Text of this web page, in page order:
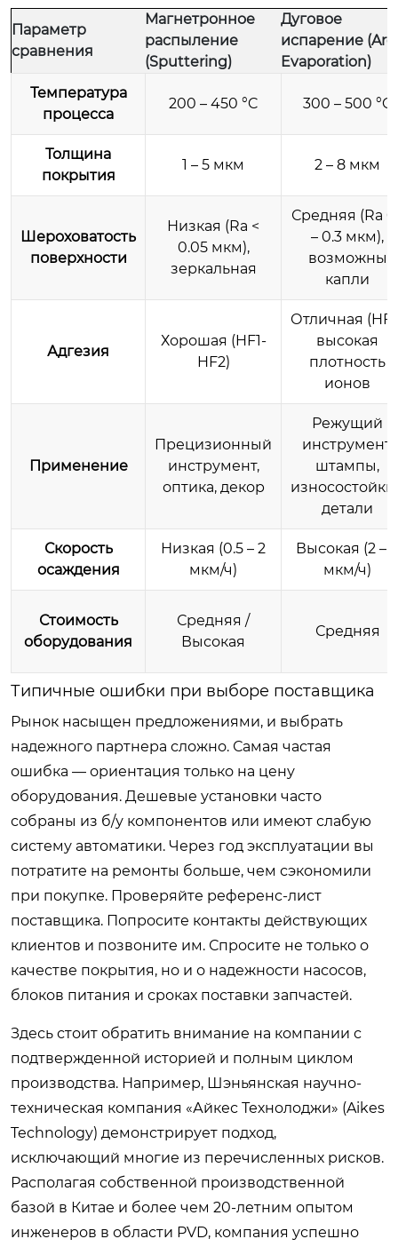
Параметр
сравнения
Магнетронное
распыление
(Sputtering)
Дуговое
испарение (Arc
Evaporation)
Температура
процесса
200 – 450 °C 300 – 500 °C
Толщина
покрытия
1 – 5 мкм 2 – 8 мкм
Шероховатость
поверхности
Низкая (Ra <
0.05 мкм),
зеркальная
Средняя (Ra
– 0.3 мкм),
возможны
капли
Адгезия
Хорошая (HF1-
HF2)
Отличная
высокая
плотность
ионов
Применение
Прецизионный
инструмент,
оптика, декор
Режущий
инструмент,
штампы,
детали
Скорость
осаждения
Низкая (0.5 – 2
мкм/ч)
Высокая (2 – 6
мкм/ч)
Стоимость
оборудования
Средняя /
Высокая
Средняя
Типичные ошибки при выборе поставщика
Рынок насыщен предложениями, и выбрать
надежного партнера сложно. Самая частая
ошибка — ориентация только на цену
оборудования. Дешевые установки часто
собраны из б/у компонентов или имеют слабую
систему автоматики. Через год эксплуатации вы
потратите на ремонты больше, чем сэкономили
при покупке. Проверяйте референс-лист
поставщика. Попросите контакты действующих
клиентов и позвоните им. Спросите не только о
качестве покрытия, но и о надежности насосов,
блоков питания и сроках поставки запчастей.
Здесь стоит обратить внимание на компании с
подтвержденной историей и полным циклом
производства. Например, Шэньянская научно-
техническая компания «Айкес Технолоджи» (Aikes
Technology) демонстрирует подход,
исключающий многие из перечисленных рисков.
Располагая собственной производственной
базой в Китае и более чем 20-летним опытом
инженеров в области PVD, компания успешно